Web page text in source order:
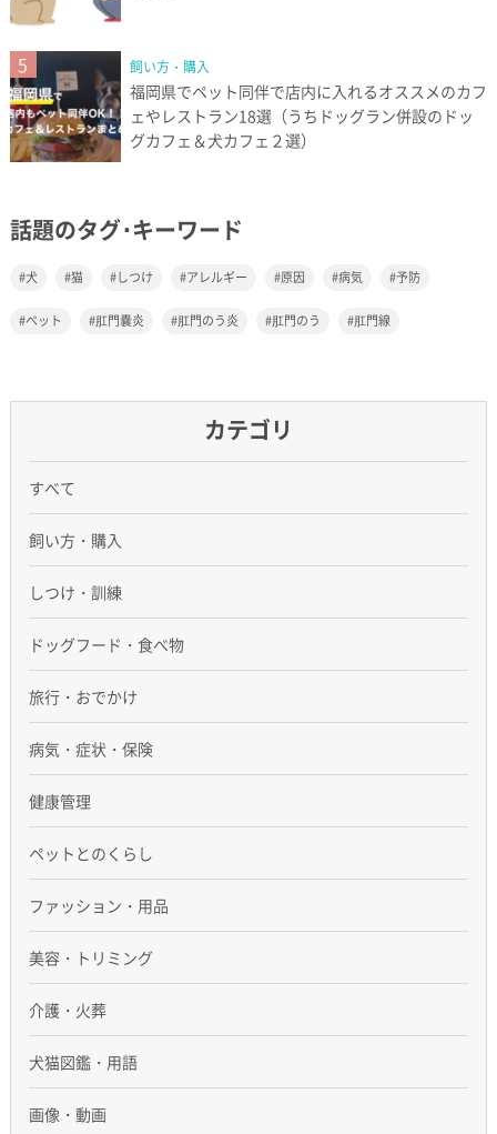
5 飼い方・購入
福岡県でペット同伴で店内に入れるオススメのカフ
ェやレストラン18選（うちドッグラン併設のドッ
グカフェ＆犬カフェ２選）
話題のタグ･キーワード
犬 猫 しつけ アレルギー 原因 病気 予防
ペット 肛門嚢炎 肛門のう炎 肛門のう 肛門線
カテゴリ
すべて
飼い方・購入
しつけ・訓練
ドッグフード・食べ物
旅行・おでかけ
病気・症状・保険
健康管理
ペットとのくらし
ファッション・用品
美容・トリミング
介護・火葬
犬猫図鑑・用語
画像・動画